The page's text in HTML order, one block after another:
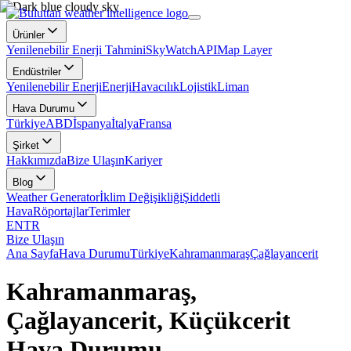
Ürünler
Yenilenebilir Enerji TahminiSkyWatchAPIMap Layer
Endüstriler
Yenilenebilir EnerjiEnerjiHavacılıkLojistikLiman
Hava Durumu
TürkiyeABDİspanyaİtalyaFransa
Şirket
HakkımızdaBize UlaşınKariyer
Blog
Weather Generatorİklim DeğişikliğiŞiddetli
HavaRöportajlarTerimler
ENTR
Bize Ulaşın
Ana SayfaHava DurumuTürkiyeKahramanmaraşÇağlayancerit
Kahramanmaraş,
Çağlayancerit, Küçükcerit